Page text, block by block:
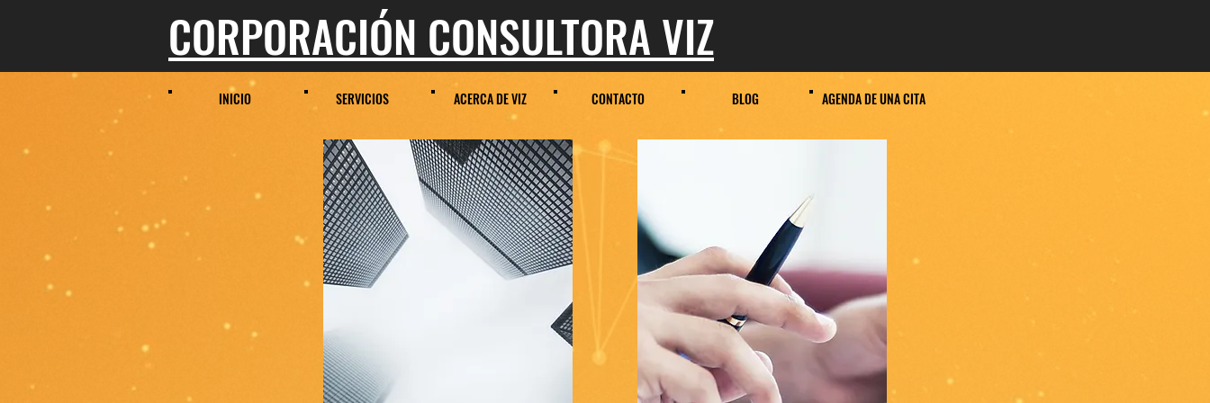
CORPORACIÓN CONSULTORA VIZ
ACERCA DE VIZ
SERVICIOS
INICIO CONTACTO BLOG AGENDA DE UNA CITA